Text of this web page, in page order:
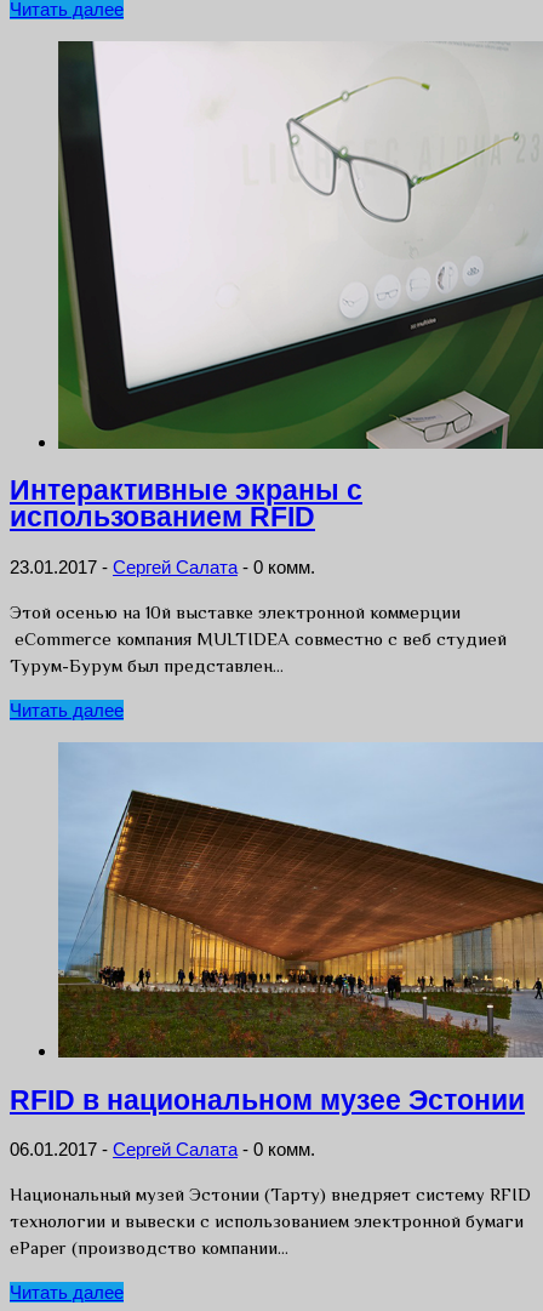
Читать далее
Интерактивные экраны с
использованием RFID
23.01.2017 - Сергей Салата - 0 комм.
Этой осенью на 10й выставке электронной коммерции
eCommerce компания MULTIDEA совместно с веб студией
Турум-Бурум был представлен…
Читать далее
RFID в национальном музее Эстонии
06.01.2017 - Сергей Салата - 0 комм.
Национальный музей Эстонии (Тарту) внедряет систему RFID
технологии и вывески с использованием электронной бумаги
ePaper (производство компании…
Читать далее